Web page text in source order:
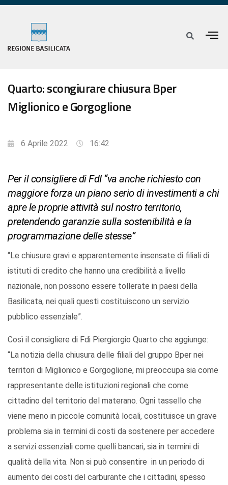
Quarto: scongiurare chiusura Bper
Miglionico e Gorgoglione
6 Aprile 2022 16:42
Per il consigliere di FdI “va anche richiesto con
maggiore forza un piano serio di investimenti a chi
apre le proprie attività sul nostro territorio,
pretendendo garanzie sulla sostenibilità e la
programmazione delle stesse”
“Le chiusure gravi e apparentemente insensate di filiali di
istituti di credito che hanno una credibilità a livello
nazionale, non possono essere tollerate in paesi della
Basilicata, nei quali questi costituiscono un servizio
pubblico essenziale”.
Così il consigliere di Fdi Piergiorgio Quarto che aggiunge:
“La notizia della chiusura delle filiali del gruppo Bper nei
territori di Miglionico e Gorgoglione, mi preoccupa sia come
rappresentante delle istituzioni regionali che come
cittadino del territorio del materano. Ogni tassello che
viene meno in piccole comunità locali, costituisce un grave
problema sia in termini di costi da sostenere per accedere
a servizi essenziali come quelli bancari, sia in termini di
qualità della vita. Non si può consentire in un periodo di
aumento dei costi del carburante che i cittadini, spesso